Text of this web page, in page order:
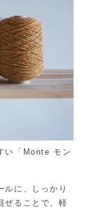
い「Monte モン
ルに、しっかり
ぜることで、軽